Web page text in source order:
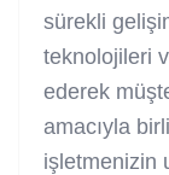
sürekli
teknolojileri
ederek
amacıyla
işletmenizin